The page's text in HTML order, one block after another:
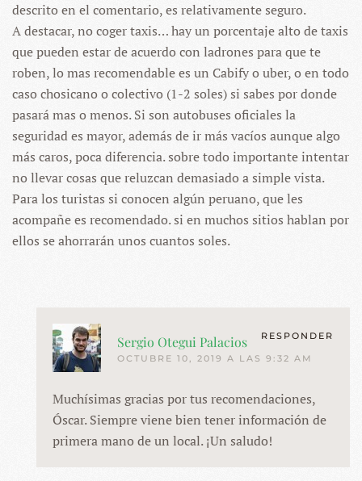
descrito en el comentario, es relativamente seguro.
A destacar, no coger taxis… hay un porcentaje alto de taxis
que pueden estar de acuerdo con ladrones para que te
roben, lo mas recomendable es un Cabify o uber, o en todo
caso chosicano o colectivo (1-2 soles) si sabes por donde
pasará mas o menos. Si son autobuses oficiales la
seguridad es mayor, además de ir más vacíos aunque algo
más caros, poca diferencia. sobre todo importante intentar
no llevar cosas que reluzcan demasiado a simple vista.
Para los turistas si conocen algún peruano, que les
acompañe es recomendado. si en muchos sitios hablan por
ellos se ahorrarán unos cuantos soles.
Sergio Otegui Palacios
OCTUBRE 10, 2019 A LAS 9:32 AM
RESPONDER
Muchísimas gracias por tus recomendaciones,
Óscar. Siempre viene bien tener información de
primera mano de un local. ¡Un saludo!